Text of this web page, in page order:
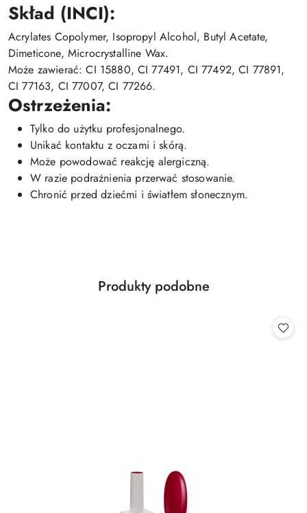
Skład (INCI):
Acrylates Copolymer, Isopropyl Alcohol, Butyl Acetate,
Dimeticone, Microcrystalline Wax.
Może zawierać: CI 15880, CI 77491, CI 77492, CI 77891,
CI 77163, CI 77007, CI 77266.
Ostrzeżenia:
Tylko do użytku profesjonalnego.
Unikać kontaktu z oczami i skórą.
Może powodować reakcję alergiczną.
W razie podrażnienia przerwać stosowanie.
Chronić przed dziećmi i światłem słonecznym.
Pomiń karuzelę produktów
Produkty
Produkty podobne